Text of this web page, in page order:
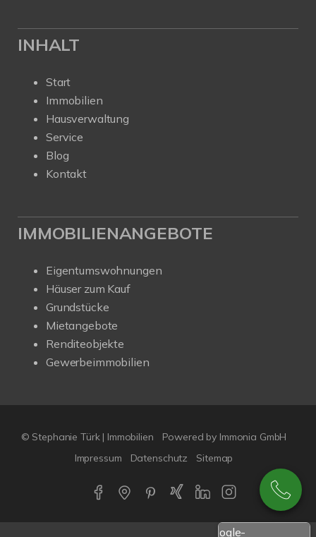
INHALT
Start
Immobilien
Hausverwaltung
Service
Blog
Kontakt
IMMOBILIENANGEBOTE
Eigentumswohnungen
Häuser zum Kauf
Grundstücke
Mietangebote
Renditeobjekte
Gewerbeimmobilien
© Stephanie Türk | Immobilien
Powered by Immonia GmbH
Impressum
Datenschutz Sitemap
Google-